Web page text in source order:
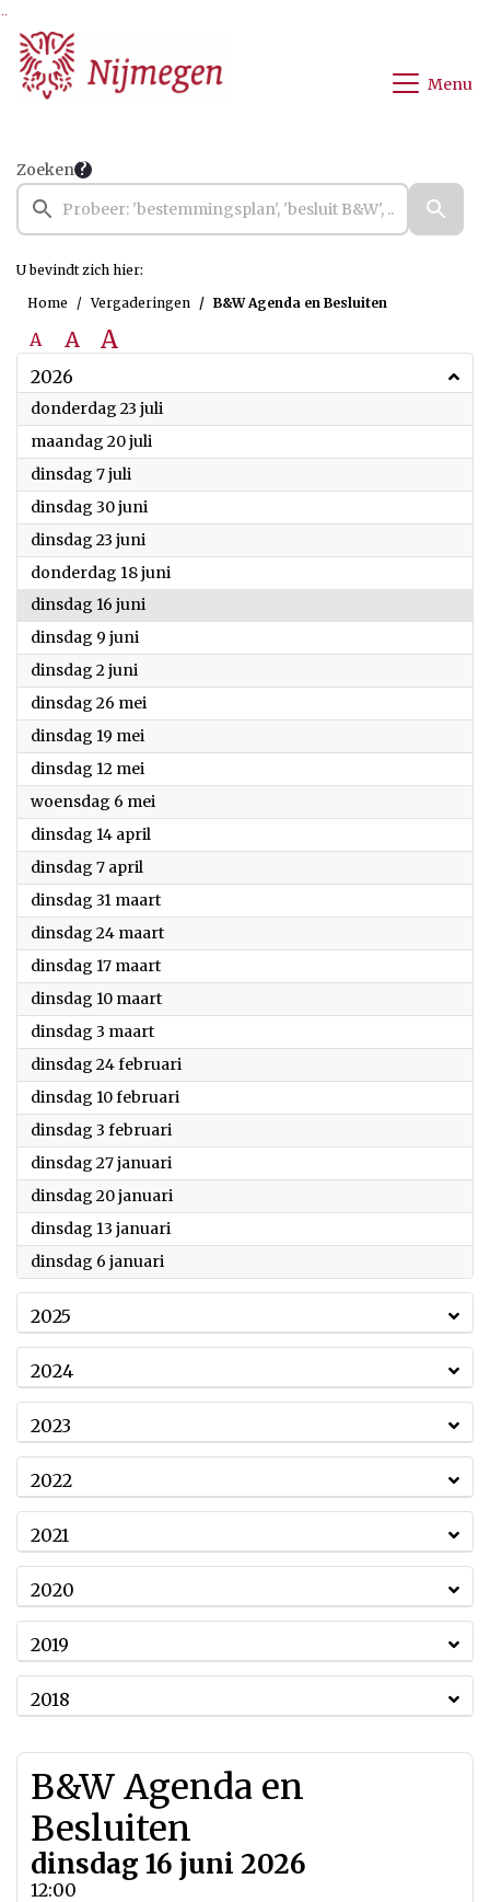
Menu
Zoeken
U bevindt zich hier:
Home
Vergaderingen B&W Agenda en Besluiten
A A A
2026
donderdag 23 juli
maandag 20 juli
dinsdag 7 juli
dinsdag 30 juni
dinsdag 23 juni
donderdag 18 juni
dinsdag 16 juni
dinsdag 9 juni
dinsdag 2 juni
dinsdag 26 mei
dinsdag 19 mei
dinsdag 12 mei
woensdag 6 mei
dinsdag 14 april
dinsdag 7 april
dinsdag 31 maart2026
dinsdag 24 maart2026
dinsdag 17 maart2026
dinsdag 10 maart2026
dinsdag 3 maart2026
dinsdag 24 februari
dinsdag 10 februari
dinsdag 3 februari
dinsdag 27 januari
dinsdag 20 januari
dinsdag 13 januari
dinsdag 6 januari
2025
2024
2023
2022
2021
2020
2019
2018
B&W Agenda en
Besluiten
dinsdag 16 juni 2026
12:00